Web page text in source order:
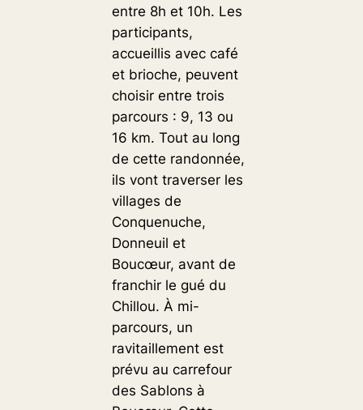
entre 8h et 10h. Les
participants,
accueillis avec café
et brioche, peuvent
choisir entre trois
parcours : 9, 13 ou
16 km. Tout au long
de cette randonnée,
ils vont traverser les
villages de
Conquenuche,
Donneuil et
Boucœur, avant de
franchir le gué du
Chillou. À mi-
parcours, un
ravitaillement est
prévu au carrefour
des Sablons à